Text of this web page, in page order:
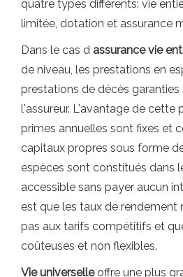
quatre types différents: vie
limitée, dotation et assurance
Dans le cas d assurance vie
de niveau, les prestations en
prestations de décès
l'assureur. L'avantage de cette
primes annuelles sont fixes et
capitaux propres sous forme
espèces sont constitués dans
accessible sans payer aucun
est que les taux de rendement
pas aux tarifs compétitifs et
coûteuses et non flexibles.
Vie universelleoffre une plus